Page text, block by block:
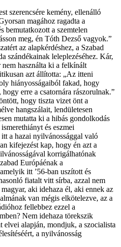
szerencsére kemény, ellenálló
magához ragadta a
bemutatkozott a szemtelen
meg, én Tóth Dezső vagyok.”
az alapkérdéshez, a Szabad
szándékainak leleplezéséhez. Kár,
használta ki a felkínált
azt állította: „Az itteni
hiányosságaiból fakad, hogy
erre a csatornára rászorulnak.”
hogy tiszta vizet önt a
hangszálait, lendületesen
mutatta ki a hibás gondolkodás
és eszmei
a hazai nyilvánossággal való
kifejezést kap, hogy én azt a
korrigálhatónak
Európáénak a
itt ’56-ban uszított és
fiatalt vitt sírba, azzal nem
aki idehaza él, aki ennek az
van mégis elkötelezve, az a
fellebbez ezzel a
Nem idehaza törekszik
elvei alapján, mondjuk, a szocialista
a nyilvánosság